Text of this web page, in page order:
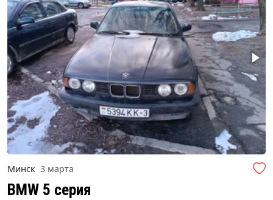
Минск 3 марта
BMW 5 серия